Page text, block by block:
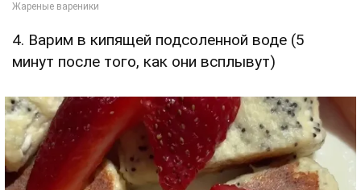
4. Варим в кипящей подсоленной воде (5
минут после того, как они всплывут)